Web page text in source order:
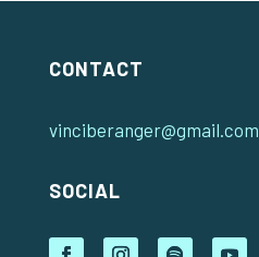
CONTACT
vinciberanger@gmail.com
SOCIAL